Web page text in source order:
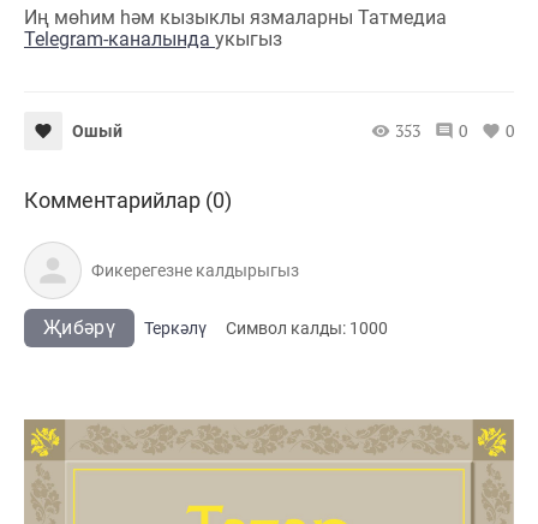
Иң мөһим һәм кызыклы язмаларны Татмедиа
Telegram-каналында укыгыз
Ошый 353 0 0
Комментарийлар (0)
Җибәрү Теркәлү Cимвол калды: 1000